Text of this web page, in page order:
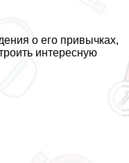
о его привычках,
интересную